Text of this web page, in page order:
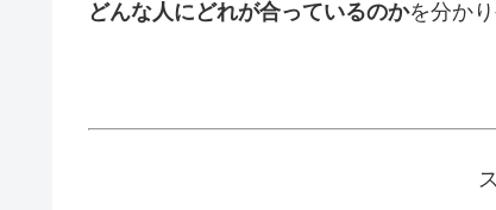
どんな人にどれが合っているのかを分か